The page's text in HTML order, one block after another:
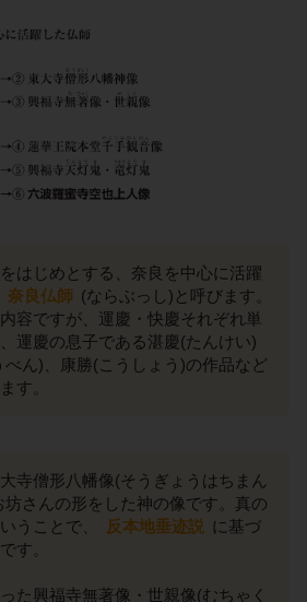
はじめとする、奈良を中心に活躍
奈良仏師 (ならぶっし)と呼びます。
容ですが、運慶・快慶それぞれ単
運慶の息子である湛慶(たんけい)
べん)、康勝(こうしょう)の作品など
す。
寺僧形八幡像(そうぎょうはちまん
坊さんの形をした神の像です。真の
うことで、
反本地垂迹説 に基づ
す。
た興福寺無著像・世親像(むちゃく